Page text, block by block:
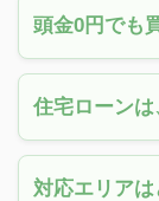
頭金0円でも
住宅ローン
対応エリアは